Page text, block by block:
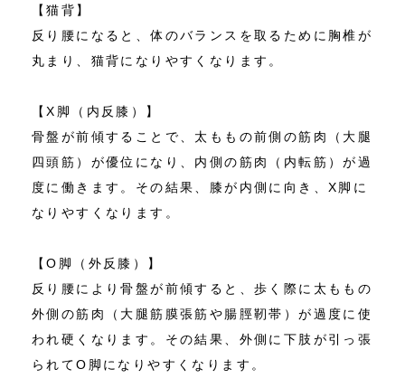
【猫背】
反り腰になると、体のバランスを取るために胸椎が
丸まり、猫背になりやすくなります。
【X脚（内反膝）】
骨盤が前傾することで、太ももの前側の筋肉（大腿
四頭筋）が優位になり、内側の筋肉（内転筋）が過
度に働きます。その結果、膝が内側に向き、X脚に
なりやすくなります。
【O脚（外反膝）】
反り腰により骨盤が前傾すると、歩く際に太ももの
外側の筋肉（大腿筋膜張筋や腸脛靭帯）が過度に使
われ硬くなります。その結果、外側に下肢が引っ張
られてO脚になりやすくなります。